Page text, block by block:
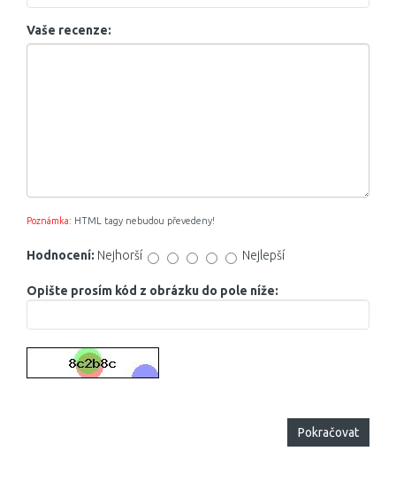
Vaše recenze:
Poznámka: HTML tagy nebudou převedeny!
Hodnocení: Nejhorší Nejlepší
Opište prosím kód z obrázku do pole níže:
Pokračovat